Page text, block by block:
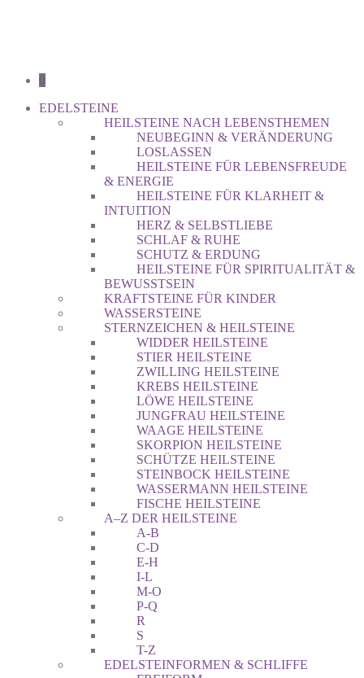
0
EDELSTEINE
HEILSTEINE NACH LEBENSTHEMEN
NEUBEGINN & VERÄNDERUNG
LOSLASSEN
HEILSTEINE FÜR LEBENSFREUDE
& ENERGIE
HEILSTEINE FÜR KLARHEIT &
INTUITION
HERZ & SELBSTLIEBE
SCHLAF & RUHE
SCHUTZ & ERDUNG
HEILSTEINE FÜR SPIRITUALITÄT &
BEWUSSTSEIN
KRAFTSTEINE FÜR KINDER
WASSERSTEINE
STERNZEICHEN & HEILSTEINE
WIDDER HEILSTEINE
STIER HEILSTEINE
ZWILLING HEILSTEINE
KREBS HEILSTEINE
LÖWE HEILSTEINE
JUNGFRAU HEILSTEINE
WAAGE HEILSTEINE
SKORPION HEILSTEINE
SCHÜTZE HEILSTEINE
STEINBOCK HEILSTEINE
WASSERMANN HEILSTEINE
FISCHE HEILSTEINE
A–Z DER HEILSTEINE
A-B
C-D
E-H
I-L
M-O
P-Q
R
S
T-Z
EDELSTEINFORMEN & SCHLIFFE